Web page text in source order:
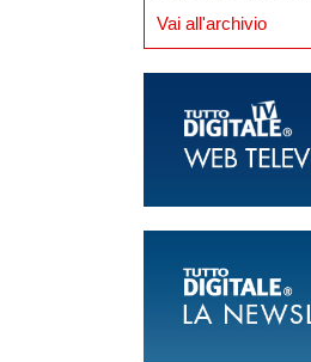
Vai all'archivio